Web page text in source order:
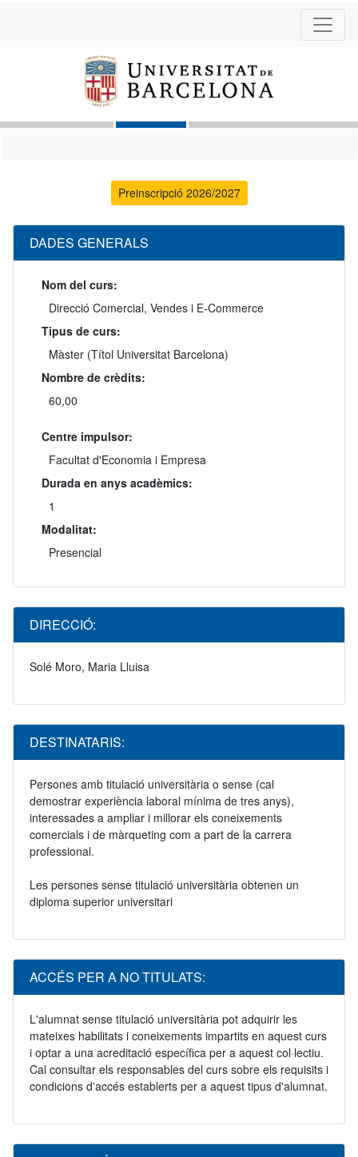
Preinscripció 2026/2027
DADES GENERALS
Nom del curs:
Direcció Comercial, Vendes i E-Commerce
Tipus de curs:
Màster (Títol Universitat Barcelona)
Nombre de crèdits:
60,00
Centre impulsor:
Facultat d'Economia i Empresa
Durada en anys acadèmics:
1
Modalitat:
Presencial
DIRECCIÓ:
Solé Moro, Maria Lluisa
DESTINATARIS:
Persones amb titulació universitària o sense (cal
demostrar experiència laboral mínima de tres anys),
interessades a ampliar i millorar els coneixements
comercials i de màrqueting com a part de la carrera
professional.
Les persones sense titulació universitària obtenen un
diploma superior universitari
ACCÉS PER A NO TITULATS:
L'alumnat sense titulació universitària pot adquirir les
mateixes habilitats i coneixements impartits en aquest curs
i optar a una acreditació específica per a aquest col·lectiu.
Cal consultar els responsables del curs sobre els requisits i
condicions d'accés establerts per a aquest tipus d'alumnat.